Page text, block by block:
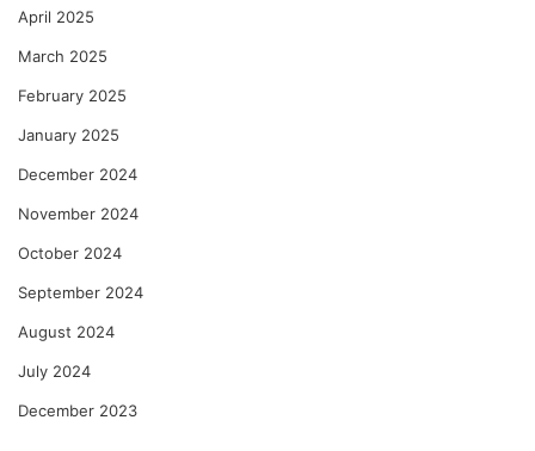
April 2025
March 2025
February 2025
January 2025
December 2024
November 2024
October 2024
September 2024
August 2024
July 2024
December 2023